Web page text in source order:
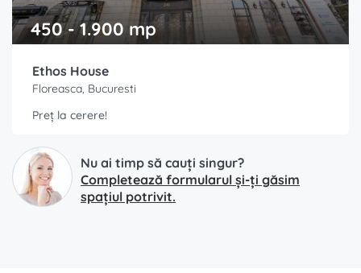
450 - 1.900 mp
Ethos House
Floreasca, Bucuresti
Preț la cerere!
Nu ai timp să cauți singur?
Completează formularul și-ți găsim
spațiul potrivit.